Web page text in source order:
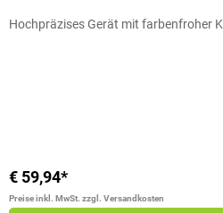
Hochpräzises Gerät mit farbenfroher
€ 59,94*
Preise inkl. MwSt. zzgl. Versandkosten